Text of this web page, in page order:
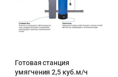
Готовая станция
умягчения 2,5 куб.м/ч